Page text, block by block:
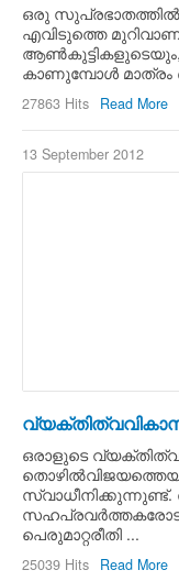
ഒരു സുപ്രഭാതത്തില്‍
എവിടുത്തെ
കാണുമ്പോള്‍ മാത്രം
27863 Hits Read More
13 September 2012
ഒരാളുടെ
പെരുമാറ്റരീതി ...
25039 Hits Read More